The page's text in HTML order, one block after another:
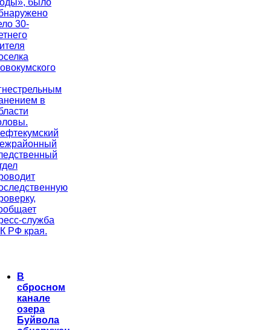
30-
в
служба
РФ края.
В
сбросном
канале
озера
Буйвола